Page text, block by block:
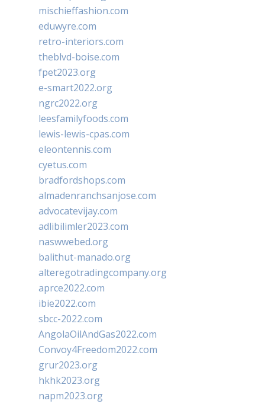
mischieffashion.com
eduwyre.com
retro-interiors.com
theblvd-boise.com
fpet2023.org
e-smart2022.org
ngrc2022.org
leesfamilyfoods.com
lewis-lewis-cpas.com
eleontennis.com
cyetus.com
bradfordshops.com
almadenranchsanjose.com
advocatevijay.com
adlibilimler2023.com
naswwebed.org
balithut-manado.org
alteregotradingcompany.org
aprce2022.com
ibie2022.com
sbcc-2022.com
AngolaOilAndGas2022.com
Convoy4Freedom2022.com
grur2023.org
hkhk2023.org
napm2023.org